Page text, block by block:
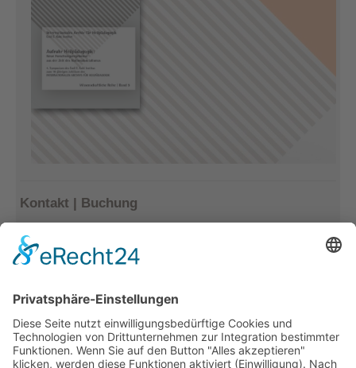
Kontakt | Buchung
Tel.: 033477–548940
info@archiv-heilpaedagogik.de
Kommende Veranstaltungen